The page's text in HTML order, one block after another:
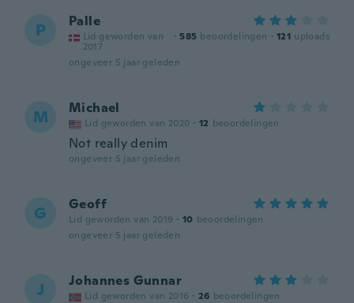
P Palle
Lid geworden van
2017
· 585 beoordelingen · 121 uploads
ongeveer 5 jaar geleden
M Michael
Lid geworden van 2020 · 12 beoordelingen
Not really denim
ongeveer 5 jaar geleden
G Geoff
Lid geworden van 2019 · 10 beoordelingen
ongeveer 5 jaar geleden
J Johannes Gunnar
Lid geworden van 2016 · 26 beoordelingen